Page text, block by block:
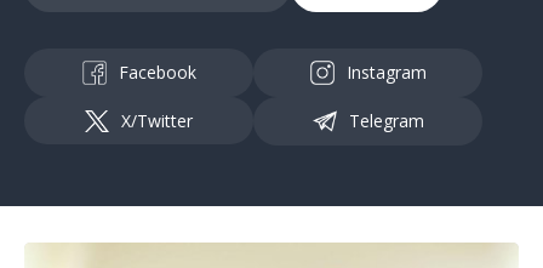
Facebook Instagram
X/Twitter Telegram